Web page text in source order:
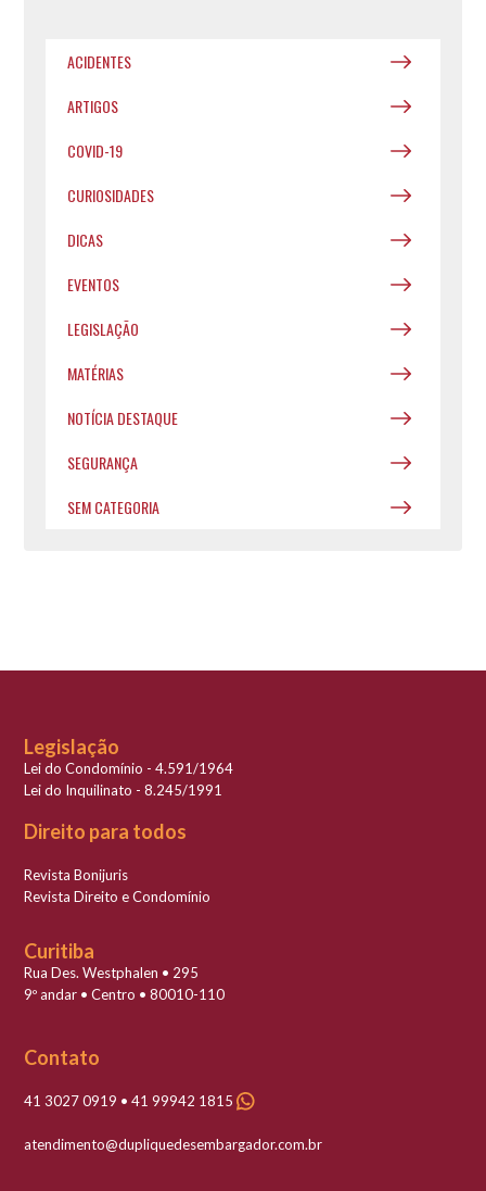
ACIDENTES
ARTIGOS
COVID-19
CURIOSIDADES
DICAS
EVENTOS
LEGISLAÇÃO
MATÉRIAS
NOTÍCIA DESTAQUE
SEGURANÇA
SEM CATEGORIA
Legislação
Lei do Condomínio - 4.591/1964
Lei do Inquilinato - 8.245/1991
Direito para todos
Revista Bonijuris
Revista Direito e Condomínio
Curitiba
Rua Des. Westphalen • 295
9º andar • Centro • 80010-110
Contato
41 3027 0919 • 41 99942 1815
atendimento@dupliquedesembargador.com.br